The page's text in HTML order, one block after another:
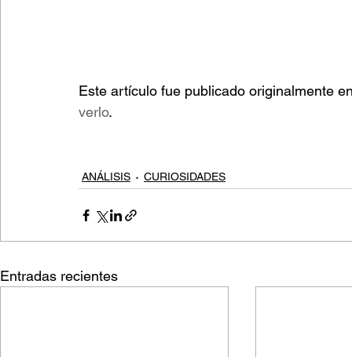
Este artículo fue publicado originalmente
verlo.
ANÁLISIS CURIOSIDADES
Entradas recientes